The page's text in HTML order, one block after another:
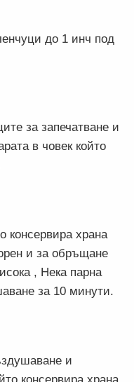
до 1 инч под
за запечатване и
в човек който
консервира храна
и за обръщане
, Нека парна
за 10 минути.
и